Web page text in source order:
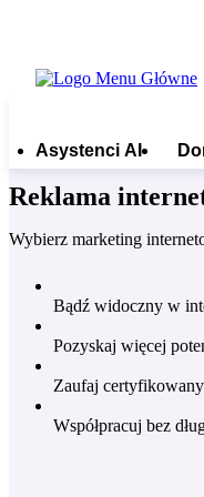
Asystenci AI
Reklama
Wybierz marketing
Bądź widoczny w
Pozyskaj więcej
Zaufaj
Współpracuj bez